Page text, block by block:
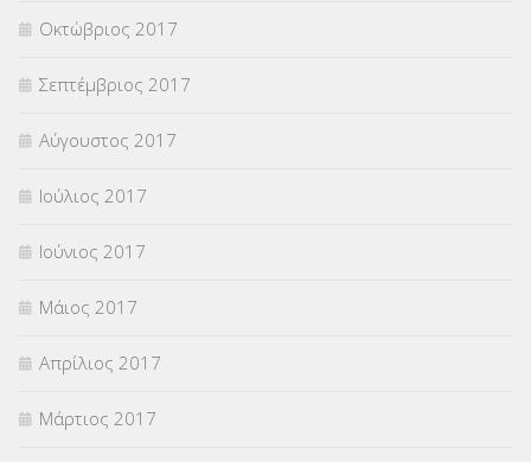
Οκτώβριος 2017
Σεπτέμβριος 2017
Αύγουστος 2017
Ιούλιος 2017
Ιούνιος 2017
Μάιος 2017
Απρίλιος 2017
Μάρτιος 2017